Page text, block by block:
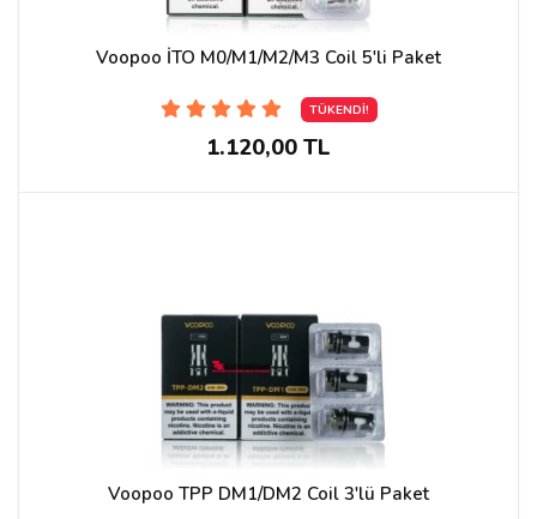
Voopoo İTO M0/M1/M2/M3 Coil 5'li Paket
TÜKENDİ!
1.120,00 TL
Voopoo TPP DM1/DM2 Coil 3'lü Paket